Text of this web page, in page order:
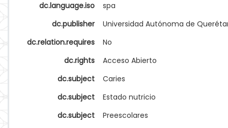
dc.language.iso
spa
dc.publisher
Universidad Autónoma de
dc.relation.requires
No
dc.rights
Acceso Abierto
dc.subject
Caries
dc.subject
Estado nutricio
dc.subject
Preescolares